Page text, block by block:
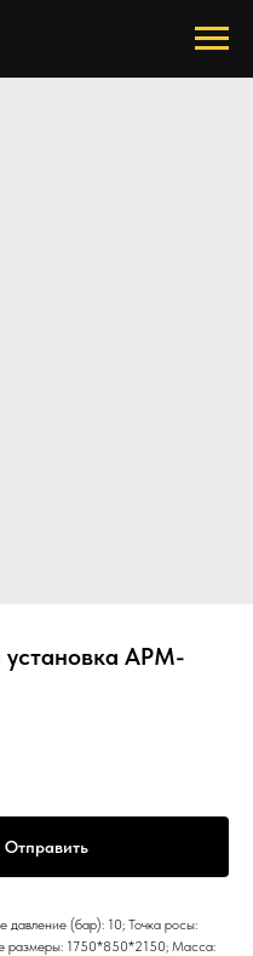
установка АРМ-
Отправить
давление (бар): 10; Точка росы:
размеры: 1750*850*2150; Масса: